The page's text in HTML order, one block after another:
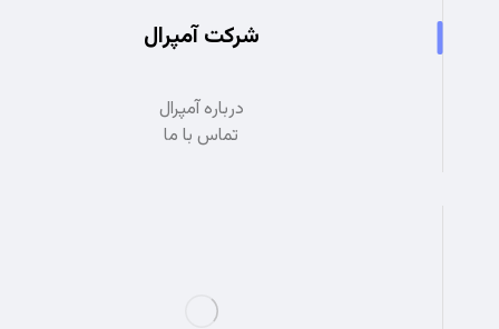
شرکت آمپرال
درباره آمپرال
تماس با ما